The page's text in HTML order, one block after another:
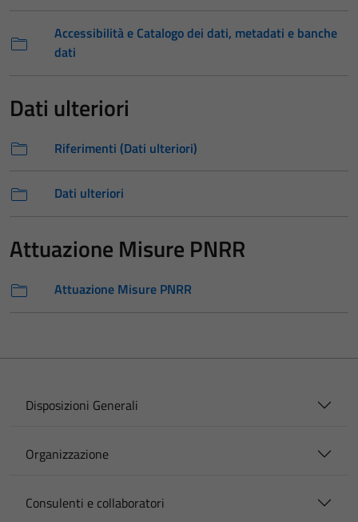
Accessibilità e Catalogo dei dati, metadati e banche
dati
Dati ulteriori
Riferimenti (Dati ulteriori)
Dati ulteriori
Attuazione Misure PNRR
Attuazione Misure PNRR
Disposizioni Generali
Organizzazione
Consulenti e collaboratori